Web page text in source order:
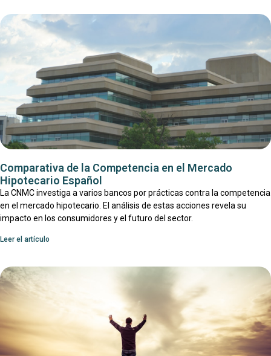
Comparativa de la Competencia en el Mercado
Hipotecario Español
La CNMC investiga a varios bancos por prácticas contra la competencia
en el mercado hipotecario. El análisis de estas acciones revela su
impacto en los consumidores y el futuro del sector.
Leer el artículo